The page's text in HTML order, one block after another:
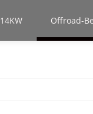
Offroad-